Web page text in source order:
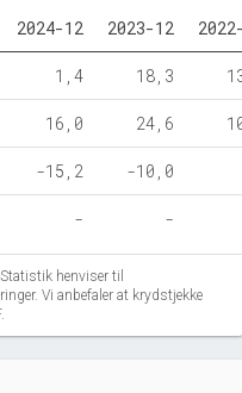
2024-12 2023-12
1,4 18,3
16,0 24,6
-15,2 -10,0
- -
henviser til
Vi anbefaler at krydstjekke